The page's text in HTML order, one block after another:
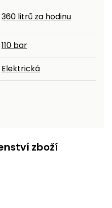
360 litrů za hodinu
110 bar
Elektrická
zboží